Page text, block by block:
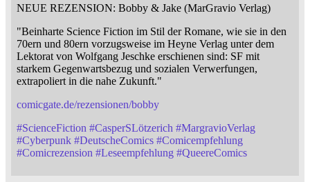
NEUE REZENSION: Bobby & Jake (MarGravio Verlag)
"Beinharte Science Fiction im Stil der Romane, wie sie in den
70ern und 80ern vorzugsweise im Heyne Verlag unter dem
Lektorat von Wolfgang Jeschke erschienen sind: SF mit
starkem Gegenwartsbezug und sozialen Verwerfungen,
extrapoliert in die nahe Zukunft."
comicgate.de/rezensionen/bobby
#ScienceFiction #CasperSLötzerich #MargravioVerlag
#Cyberpunk #DeutscheComics #Comicempfehlung
#Comicrezension #Leseempfehlung #QueereComics